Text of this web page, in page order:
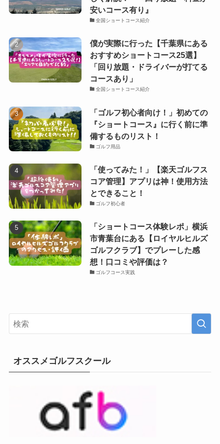
安いコース有り』
全国ショートコース紹介
僕が実際に行った【千葉県にある
おすすめショートコース25選】
「回り放題・ドライバーが打てる
コースあり」
全国ショートコース紹介
「ゴルフ初心者向け！」初めての
『ショートコース』に行く前に準
備するものリスト！
ゴルフ用品
「使ってみた！」【楽天ゴルフス
コア管理】アプリは神！使用方法
とできること！
ゴルフ初心者
「ショートコース体験レポ」横浜
市青葉台にある【ロイヤルヒルズ
ゴルフクラブ】でプレーした感
想！口コミや評価は？
ゴルフコース実践
オススメゴルフスクール